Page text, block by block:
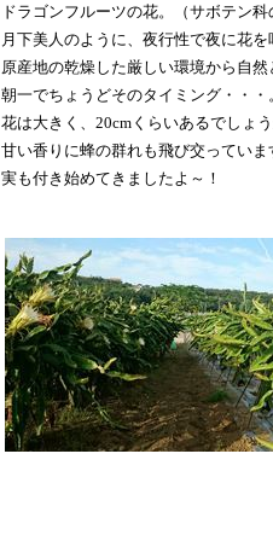
ドラゴンフルーツの花。（サボテン科
月下美人のように、夜行性で夜に花
原産地の乾燥した厳しい環境から自
朝一でちょうどそのタイミング・・・
花は大きく、 20cm くらいあるでしょ
甘い香りに蜂の群れも飛び交っていま
実も付き始めてきましたよ～！